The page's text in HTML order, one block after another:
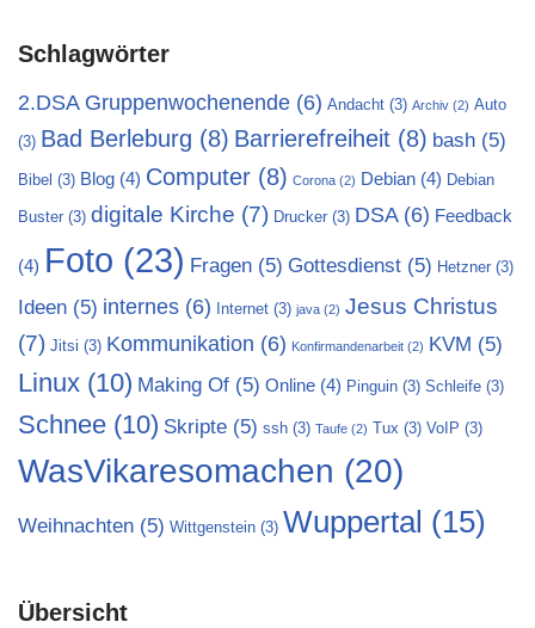
Schlagwörter
2.DSA Gruppenwochenende (6) Andacht (3) Archiv (2) Auto
(3) Bad Berleburg (8) Barrierefreiheit (8) bash (5)
Bibel (3) Blog (4) Computer (8) Corona (2) Debian (4) Debian
Buster (3) digitale Kirche (7) Drucker (3) DSA(6) Feedback
(4) Foto (23) Fragen (5) Gottesdienst (5) Hetzner (3)
Ideen (5) internes (6) Internet (3) java (2) Jesus Christus
(7) Jitsi (3) Kommunikation (6) Konfirmandenarbeit (2) KVM (5)
Linux (10) Making Of (5) Online (4) Pinguin (3) Schleife (3)
Schnee (10) Skripte (5) ssh (3) Taufe (2) Tux (3) VoIP (3)
WasVikaresomachen (20)
Weihnachten (5) Wittgenstein (3) Wuppertal (15)
Übersicht